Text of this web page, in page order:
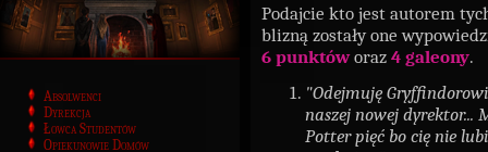
Absolwenci
Dyrekcja
Łowca Studentów
Opiekunowie Domów
Podajcie kto jest autorem
blizną zostały one
6 punktóworaz 4 galeony.
"Odejmuję
naszej nowej dyrektor...
Potter pięć bo cię nie